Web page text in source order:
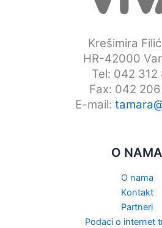
Krešimira
HR-42000
Tel: 042 312
Fax: 042
E-mail:
O NAMA
O nama
Kontakt
Partneri
Podaci o internet